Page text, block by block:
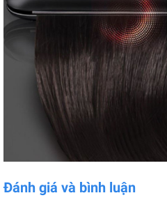
Đánh giá và bình luận